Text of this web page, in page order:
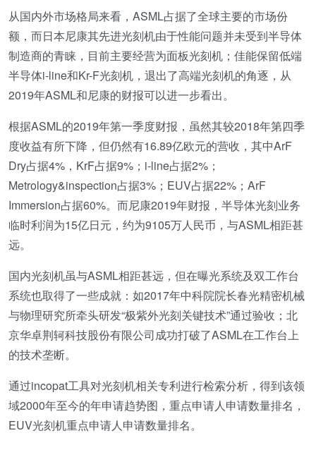
从国内外市场格局来看，ASML占据了全球主要的市场份
额，而日本尼康其先进光刻机由于性能问题并未受到半导体
制造商的青睐，目前主要经营为面板光刻机；佳能保留低端
半导体i-line和Kr-F光刻机，退出了高端光刻机的角逐，从
2019年ASML和尼康的财报可以进一步看出。
根据ASML的2019年第一季度财报，虽然其较2018年第四季
度收益有所下降，但仍然有16.89亿欧元的营收，其中ArF
Dry占据4%，KrF占据9%；i-line占据2%；
Metrology&inspection占据3%；EUV占据22%；ArF
Immersion占据60%。而尼康2019年财报，半导体光刻业务
临时利润为15亿日元，约为9105万人民币，与ASML相距甚
远。
国内光刻机虽与ASML相距甚远，但在曝光系统及双工作台
系统也取得了一些成就：如2017年中科院院长春光精密机械
与物理研究所牵头研发“极紫外光刻关键技术”通过验收；北
京华卓荆轲科技股份有限公司成功打破了ASML在工作台上
的技术垄断。
通过incopat工具对光刻机相关专利进行检索分析，得到该领
域2000年至今的年申请趋势图，重点申请人申请数量排名，
EUV光刻机重点申请人申请数量排名。